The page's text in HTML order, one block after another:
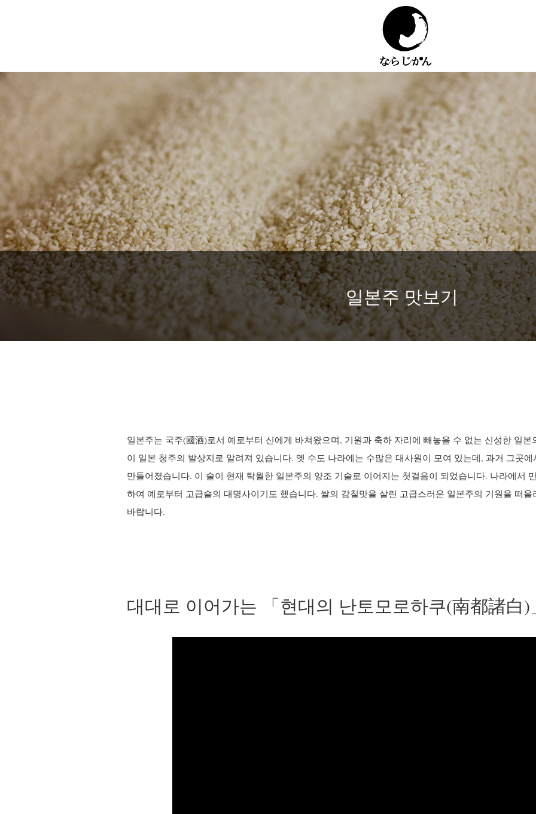
일본주 맛보기
일본주는 국주(國酒)로서 예로부터 신에게 바쳐왔으며, 기원과 축하 자리에 빼놓을 수 없는 신성한 일
이 일본 청주의 발상지로 알려져 있습니다. 옛 수도 나라에는 수많은 대사원이 모여 있는데, 과거 그곳에
만들어졌습니다. 이 술이 현재 탁월한 일본주의 양조 기술로 이어지는 첫걸음이 되었습니다. 나라에서
하여 예로부터 고급술의 대명사이기도 했습니다. 쌀의 감칠맛을 살린 고급스러운 일본주의 기원을 떠
바랍니다.
대대로 이어가는 「현대의 난토모로하쿠(南都諸白)